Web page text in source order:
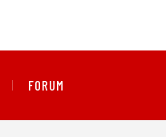
FORUM